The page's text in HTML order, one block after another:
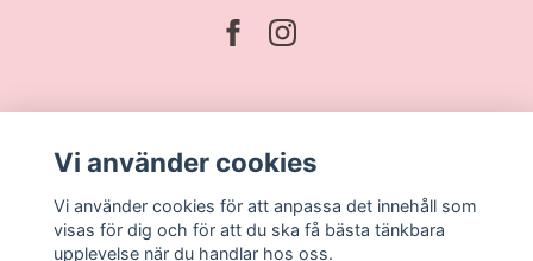
Vi använder cookies
Vi använder cookies för att anpassa det innehåll som
visas för dig och för att du ska få bästa tänkbara
upplevelse när du handlar hos oss.